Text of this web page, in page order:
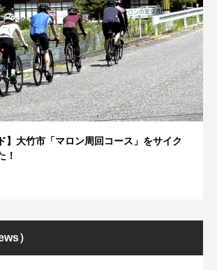
】大竹市「マロン周回コース」をサイク
！
）